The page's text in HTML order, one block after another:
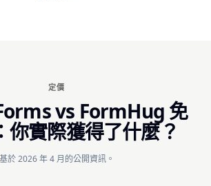
定價
vs FormHug 免
你實際獲得了什麼？
基於 2026 年 4 月的公開資訊。